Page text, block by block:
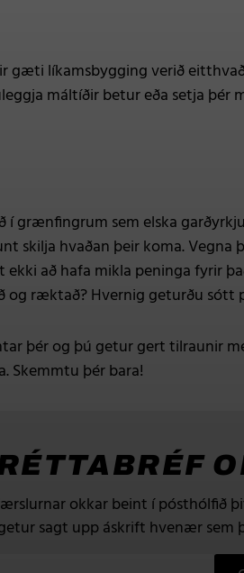
gæti líkamsbygging verið
máltíðir betur eða setja þér
sem elska
skilja hvaðan þeir koma.
að hafa mikla peninga fyrir
og ræktað? Hvernig geturðu sótt
þér og þú getur gert tilraunir
Skemmtu þér bara!
okkar beint í pósthólfið
sagt upp áskrift hvenær sem